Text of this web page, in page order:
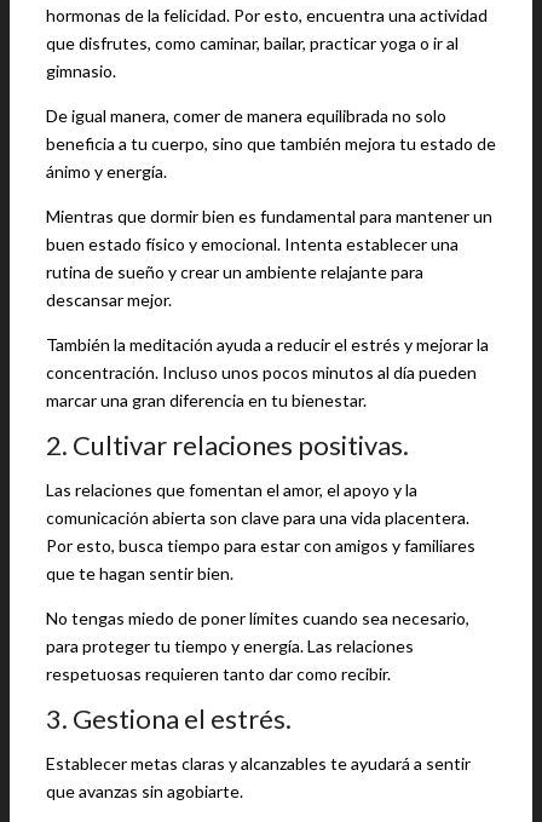
hormonas de la felicidad. Por esto, encuentra una actividad
que disfrutes, como caminar, bailar, practicar yoga o ir al
gimnasio.
De igual manera, comer de manera equilibrada no solo
beneficia a tu cuerpo, sino que también mejora tu estado de
ánimo y energía.
Mientras que dormir bien es fundamental para mantener un
buen estado físico y emocional. Intenta establecer una
rutina de sueño y crear un ambiente relajante para
descansar mejor.
También la meditación ayuda a reducir el estrés y mejorar la
concentración. Incluso unos pocos minutos al día pueden
marcar una gran diferencia en tu bienestar.
2. Cultivar relaciones positivas.
Las relaciones que fomentan el amor, el apoyo y la
comunicación abierta son clave para una vida placentera.
Por esto, busca tiempo para estar con amigos y familiares
que te hagan sentir bien.
No tengas miedo de poner límites cuando sea necesario,
para proteger tu tiempo y energía. Las relaciones
respetuosas requieren tanto dar como recibir.
3. Gestiona el estrés.
Establecer metas claras y alcanzables te ayudará a sentir
que avanzas sin agobiarte.